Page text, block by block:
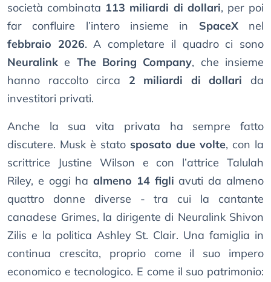
società combinata 113 miliardi di dollari, per poi
far confluire l’intero insieme in SpaceXnel
febbraio 2026. A completare il quadro ci sono
Neuralink e The Boring Company, che insieme
hanno raccolto circa 2 miliardi di dollari da
investitori privati.
Anche la sua vita privata ha sempre fatto
discutere. Musk è stato sposato due volte, con la
scrittrice Justine Wilson e con l’attrice Talulah
Riley, e oggi haalmeno 14 figli avuti da almeno
quattro donne diverse - tra cui la cantante
canadese Grimes, la dirigente di Neuralink Shivon
Zilis e la politica Ashley St. Clair. Una famiglia in
continua crescita, proprio come il suo impero
economico e tecnologico. E come il suo patrimonio: